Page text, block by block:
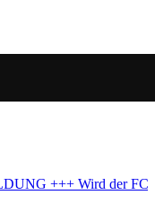
Wird der FC schwach?